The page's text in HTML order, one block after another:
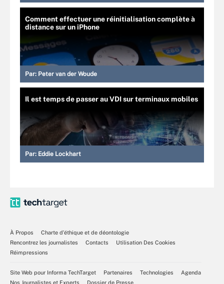
Comment effectuer une réinitialisation complète à
distance sur un iPhone
Par: Peter van der Woude
Il est temps de passer au VDI sur terminaux mobiles
Par: Eddie Lockhart
À Propos
Charte d’éthique et de déontologie
Rencontrez les journalistes
Contacts
Utilisation Des Cookies
Réimpressions
Site Web pour Informa TechTarget Partenaires Technologies
Agenda
Nos Journalistes et Experts
Dossier de Presse